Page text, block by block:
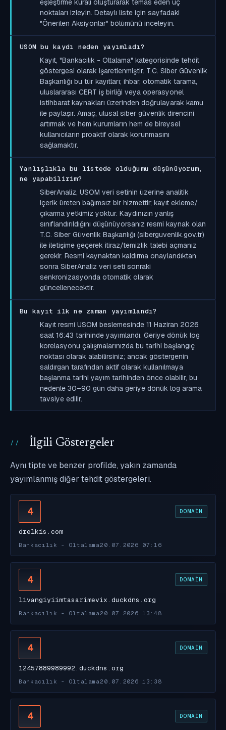
noktaları izleyin. Detaylı liste için sayfadaki
"Önerilen Aksiyonlar" bölümünü inceleyin.
USOM bu kaydı neden yayımladı?
Kayıt, "Bankacılık - Oltalama" kategorisinde tehdit
göstergesi olarak işaretlenmiştir. T.C. Siber Güvenlik
Başkanlığı bu tür kayıtları; ihbar, otomatik tarama,
uluslararası CERT iş birliği veya operasyonel
istihbarat kaynakları üzerinden doğrulayarak kamu
ile paylaşır. Amaç, ulusal siber güvenlik direncini
artırmak ve hem kurumların hem de bireysel
kullanıcıların proaktif olarak korunmasını
sağlamaktır.
Yanlışlıkla bu listede olduğumu düşünüyorum,
ne yapabilirim?
SiberAnaliz, USOM veri setinin üzerine analitik
içerik üreten bağımsız bir hizmettir; kayıt ekleme/
çıkarma yetkimiz yoktur. Kaydınızın yanlış
sınıflandırıldığını düşünüyorsanız resmi kaynak olan
T.C. Siber Güvenlik Başkanlığı (siberguvenlik.gov.tr)
ile iletişime geçerek itiraz/temizlik talebi açmanız
gerekir. Resmi kaynaktan kaldırma onaylandıktan
sonra SiberAnaliz veri seti sonraki
senkronizasyonda otomatik olarak
güncellenecektir.
Bu kayıt ilk ne zaman yayımlandı?
Kayıt resmi USOM beslemesinde 11 Haziran 2026
saat 16:43 tarihinde yayımlandı. Geriye dönük log
korelasyonu çalışmalarınızda bu tarihi başlangıç
noktası olarak alabilirsiniz; ancak göstergenin
saldırgan tarafından aktif olarak kullanılmaya
başlanma tarihi yayım tarihinden önce olabilir, bu
nedenle 30–90 gün daha geriye dönük log arama
tavsiye edilir.
İlgili Göstergeler
Aynı tipte ve benzer profilde, yakın zamanda
yayımlanmış diğer tehdit göstergeleri.
4 DOMAIN
drelkis.com
Bankacılık - Oltalama20.07.2026 07:16
4 DOMAIN
livangiyiimtasarimevix.duckdns.org
Bankacılık - Oltalama20.07.2026 13:48
4 DOMAIN
12457889989992.duckdns.org
Bankacılık - Oltalama20.07.2026 13:38
4 DOMAIN